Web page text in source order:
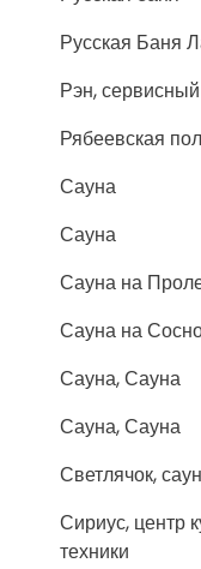
Русская Баня
Рэн,
Рябеевская
Сауна
Сауна
Сауна на
Сауна на
Сауна, Сауна
Сауна, Сауна
Светлячок,
Сириус, центр
техники